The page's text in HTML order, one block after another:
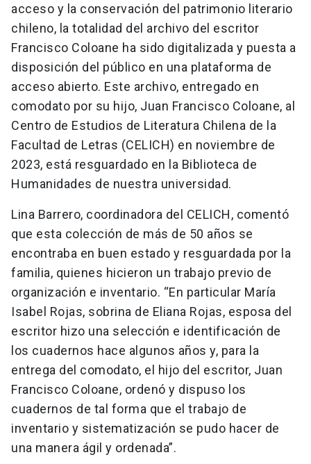
acceso y la conservación del patrimonio literario
chileno, la totalidad del archivo del escritor
Francisco Coloane ha sido digitalizada y puesta a
disposición del público en una plataforma de
acceso abierto. Este archivo, entregado en
comodato por su hijo, Juan Francisco Coloane, al
Centro de Estudios de Literatura Chilena de la
Facultad de Letras (CELICH) en noviembre de
2023, está resguardado en la Biblioteca de
Humanidades de nuestra universidad.
Lina Barrero, coordinadora del CELICH, comentó
que esta colección de más de 50 años se
encontraba en buen estado y resguardada por la
familia, quienes hicieron un trabajo previo de
organización e inventario. “En particular María
Isabel Rojas, sobrina de Eliana Rojas, esposa del
escritor hizo una selección e identificación de
los cuadernos hace algunos años y, para la
entrega del comodato, el hijo del escritor, Juan
Francisco Coloane, ordenó y dispuso los
cuadernos de tal forma que el trabajo de
inventario y sistematización se pudo hacer de
una manera ágil y ordenada”.